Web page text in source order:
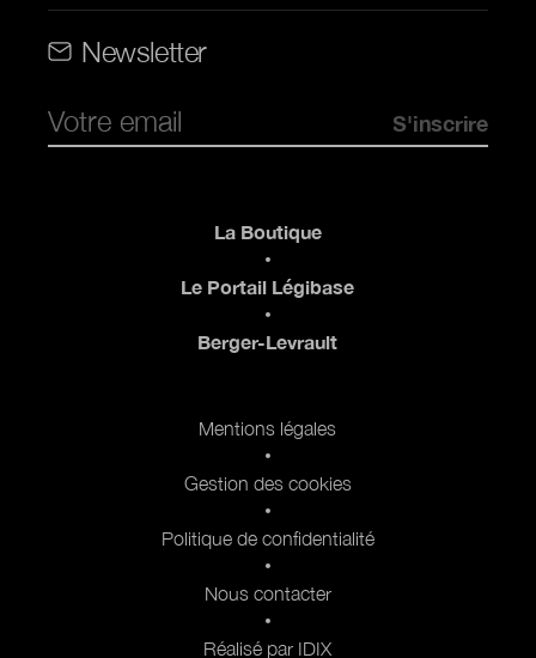
Newsletter
La Boutique
Le Portail Légibase
Berger-Levrault
Mentions légales
Gestion des cookies
Politique de confidentialité
Nous contacter
Réalisé par IDIX